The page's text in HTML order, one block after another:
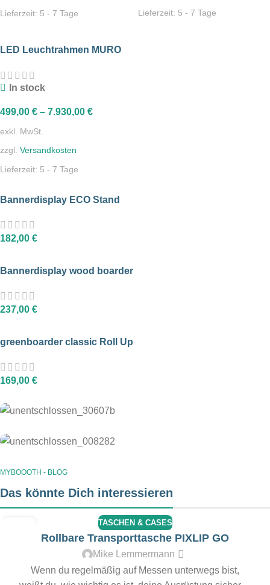
Lieferzeit: 5 - 7 Tage Lieferzeit: 5 - 7 Tage
LED Leuchtrahmen MURO
In stock
499,00 € – 7.930,00 €
exkl. MwSt.
zzgl. Versandkosten
Lieferzeit: 5 - 7 Tage
Bannerdisplay ECO Stand
182,00 €
Bannerdisplay wood boarder
237,00 €
greenboarder classic Roll Up
169,00 €
MyBoooth - wir unterstützen
Team berät Dich gern !
Kontakt aufnehmen
MyBoooth - für Nachschub
Du benötigst neue Grafiken oder
Ersatzteile für ein vorhandenes System
MYBOOOTH - BLOG
Das könnte Dich interessieren
TASCHEN & CASES
Rollbare Transporttasche PIXLIP GO
Mike Lemmermann
Wenn du regelmäßig auf Messen unterwegs bist,